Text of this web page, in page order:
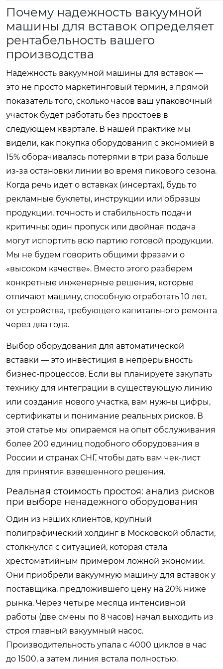
Почему надежность вакуумной
машины для вставок определяет
рентабельность вашего
производства
Надежность вакуумной машины для вставок —
это не просто маркетинговый термин, а прямой
показатель того, сколько часов ваш упаковочный
участок будет работать без простоев в
следующем квартале. В нашей практике мы
видели, как покупка оборудования с экономией в
15% оборачивалась потерями в три раза больше
из-за остановки линии во время пикового сезона.
Когда речь идет о вставках (инсертах), будь то
рекламные буклеты, инструкции или образцы
продукции, точность и стабильность подачи
критичны: один пропуск или двойная подача
могут испортить всю партию готовой продукции.
Мы не будем говорить общими фразами о
«высоком качестве». Вместо этого разберем
конкретные инженерные решения, которые
отличают машину, способную отработать 10 лет,
от устройства, требующего капитального ремонта
через два года.
Выбор оборудования для автоматической
вставки — это инвестиция в непрерывность
бизнес-процессов. Если вы планируете закупать
технику для интеграции в существующую линию
или создания нового участка, вам нужны цифры,
сертификаты и понимание реальных рисков. В
этой статье мы опираемся на опыт обслуживания
более 200 единиц подобного оборудования в
России и странах СНГ, чтобы дать вам чек-лист
для принятия взвешенного решения.
Реальная стоимость простоя: анализ рисков
при выборе ненадежного оборудования
Один из наших клиентов, крупный
полиграфический холдинг в Московской области,
столкнулся с ситуацией, которая стала
хрестоматийным примером ложной экономии.
Они приобрели вакуумную машину для вставок у
поставщика, предложившего цену на 20% ниже
рынка. Через четыре месяца интенсивной
работы (две смены по 8 часов) начал выходить из
строя главный вакуумный насос.
Производительность упала с 4000 циклов в час
до 1500, а затем линия встала полностью.